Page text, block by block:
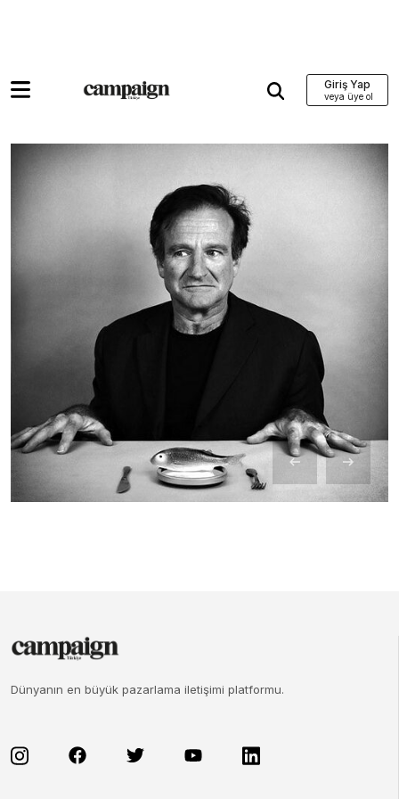
Giriş Yap
Dünyanın en büyük pazarlama iletişimi platformu.